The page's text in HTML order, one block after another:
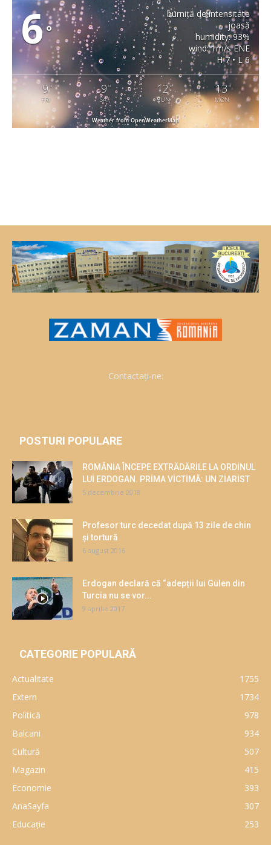
6°
burniță de intensitate
joasă
humidity: 93%
wind: 1m/s ENE
H 7 • L 6
9°
FRI
9 °
SAT
12°
SUN
13°
MON
Weather from OpenWeatherMap
Contactați-ne:
POSTURI POPULARE
ROMÂNİA ÎNCEPE EXTRĂDĂRİLE LA ORDİNUL
LUİ ERDOGAN. PRİMA VİCTİMĂ: UN ZİARİST
5 decembrie 2018
Profesor turc decedat după 13 zile de chin
și tortură
6 august 2016
Erdogan declară că “adepții lui Gülen din
Turcia nu se vor...
9 aprilie 2017
CATEGORIE POPULARĂ
Actualitate
1755
Extern
1734
Politică
978
Balcani
934
Cultură
507
Magazin
415
Economie
393
AnaSayfa
307
Educaţie
253